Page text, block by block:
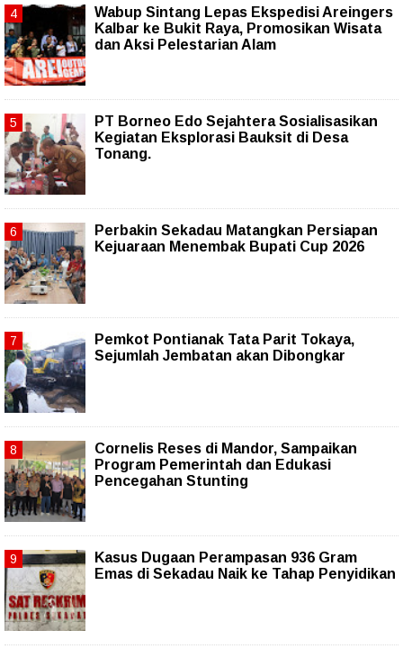
Wabup Sintang Lepas Ekspedisi Areingers
Kalbar ke Bukit Raya, Promosikan Wisata
dan Aksi Pelestarian Alam
PT Borneo Edo Sejahtera Sosialisasikan
Kegiatan Eksplorasi Bauksit di Desa
Tonang.
Perbakin Sekadau Matangkan Persiapan
Kejuaraan Menembak Bupati Cup 2026
Pemkot Pontianak Tata Parit Tokaya,
Sejumlah Jembatan akan Dibongkar
Cornelis Reses di Mandor, Sampaikan
Program Pemerintah dan Edukasi
Pencegahan Stunting
Kasus Dugaan Perampasan 936 Gram
Emas di Sekadau Naik ke Tahap Penyidikan